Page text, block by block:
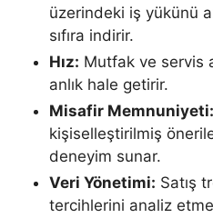
üzerindeki iş yükünü
sıfıra indirir.
Hız: Mutfak ve servis
anlık hale getirir.
Misafir Memnuniyeti:
kişiselleştirilmiş
deneyim sunar.
Veri Yönetimi: Satış
tercihlerini analiz